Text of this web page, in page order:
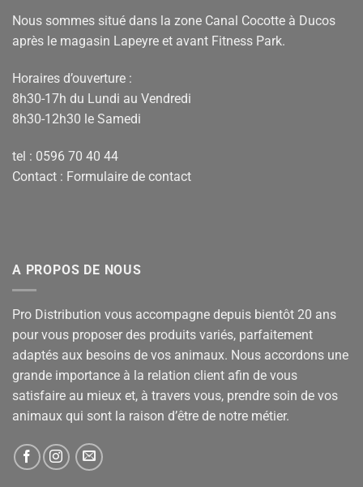
Nous sommes situé dans la zone Canal Cocotte à Ducos
après le magasin Lapeyre et avant Fitness Park.
Horaires d’ouverture :
8h30-17h du Lundi au Vendredi
8h30-12h30 le Samedi
tel : 0596 70 40 44
Contact : Formulaire de contact
A PROPOS DE NOUS
Pro Distribution vous accompagne depuis bientôt 20 ans
pour vous proposer des produits variés, parfaitement
adaptés aux besoins de vos animaux. Nous accordons une
grande importance à la relation client afin de vous
satisfaire au mieux et, à travers vous, prendre soin de vos
animaux qui sont la raison d’être de notre métier.